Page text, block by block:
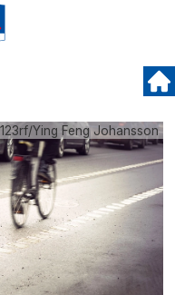
Ying Feng Johansson